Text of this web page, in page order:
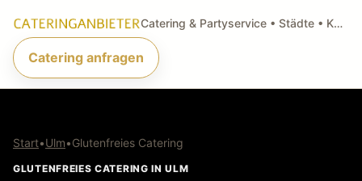
Catering & Partyservice • Städte • Küchenarten • Anfragen
Catering anfragen
Start•Ulm•Glutenfreies Catering
GLUTENFREIES CATERING IN ULM